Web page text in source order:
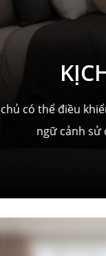
có thể điều
ngữ cảnh sử